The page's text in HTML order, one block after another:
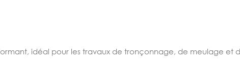
idéal pour les travaux de tronçonnage, de meulage et